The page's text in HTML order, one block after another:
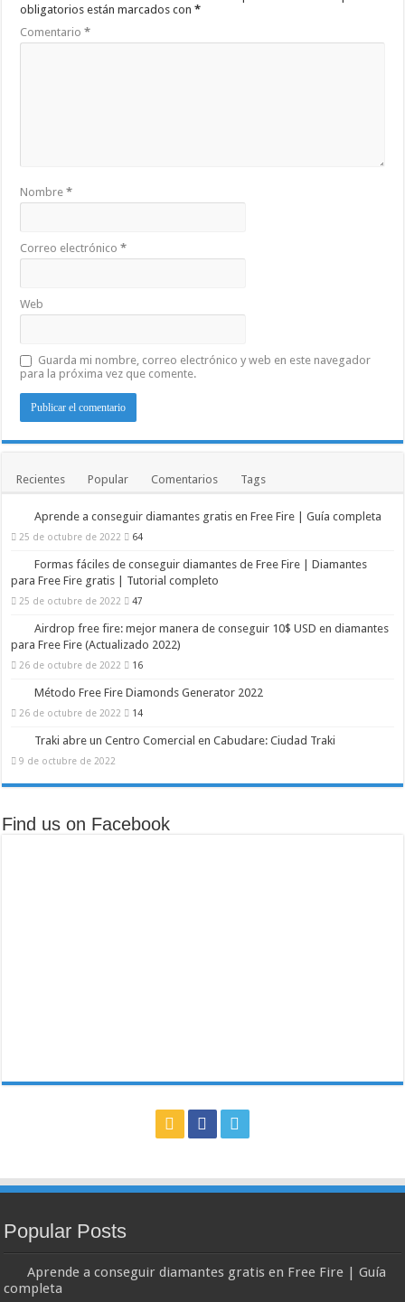
obligatorios están marcados con*
Comentario*
Nombre*
Correo electrónico*
Web
Guarda mi nombre, correo electrónico y web en este navegador
para la próxima vez que comente.
Recientes Popular Comentarios Tags
Aprende a conseguir diamantes gratis en Free Fire | Guía completa
25 de octubre de 2022 64
Formas fáciles de conseguir diamantes de Free Fire | Diamantes
para Free Fire gratis | Tutorial completo
25 de octubre de 2022 47
Airdrop free fire: mejor manera de conseguir 10$ USD en diamantes
para Free Fire (Actualizado 2022)
26 de octubre de 2022 16
Método Free Fire Diamonds Generator 2022
26 de octubre de 2022 14
Traki abre un Centro Comercial en Cabudare: Ciudad Traki
9 de octubre de 2022
Find us on Facebook
Popular Posts
Aprende a conseguir diamantes gratis en Free Fire | Guía
completa